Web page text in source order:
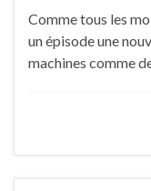
Comme tous les
un épisode une
machines comme